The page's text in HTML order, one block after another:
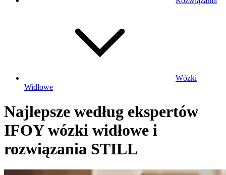
Wózki
Widłowe
Najlepsze według ekspertów
IFOY wózki widłowe i
rozwiązania STILL